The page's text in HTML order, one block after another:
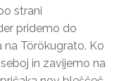
strani
pridemo do
Törökugrato. Ko
in zavijemo na